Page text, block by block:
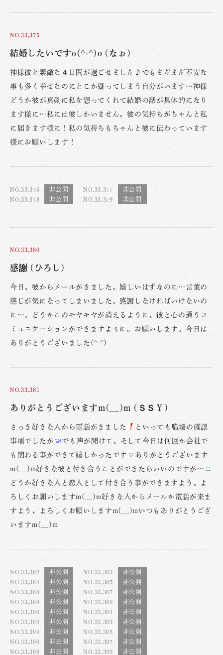
NO.33,375
結婚したいですo(^-^)o (なぉ)
神様彼と素敵な４日間が過ごせました♪でもまだまだ不安な
事も多く幸せなのにとこか疑ってしまう自分がいます…神様
どうか彼が真剣に私を想ってくれて結婚の話が具体的になり
ます様に…私には彼しかいません。彼の気持ちがちゃんと私
に届きます様に！私の気持ちもちゃんと彼に伝わっています
様にお願いします！
NO.33,376
NO.33,377
NO.33,378
NO.33,379
NO.33,380
感謝 (ひろし)
今日、彼からメールがきました。嬉しいはずなのに…言葉の
感じが気になってしまいました。感謝しなければいけないの
に…。どうかこのモヤモヤが消えるように、彼と心の通うコ
ミュニケーションができますよぅに。お願いします。今日は
ありがとうございました(^-^)
NO.33,381
ありがとうございますm(__)m (ＳＳＹ)
さっき好きな人から電話がきました
といっても職場の確認
事項でしたが
でも声が聞けて、そして今日は何回か会社で
も関わる事ができて嬉しかったです
ありがとうございます
m(__)m好きな彼と付き合うことができたらいいのですが…
どうか好きな人と恋人として付き合う事ができますよう、よ
ろしくお願いしますm(__)m好きな人からメールか電話が来ま
すよう、よろしくお願いしますm(__)mいつもありがとうござ
いますm(__)m
NO.33,382
NO.33,383
NO.33,384
NO.33,385
NO.33,386
NO.33,387
NO.33,388
NO.33,389
NO.33,390
NO.33,391
NO.33,392
NO.33,393
NO.33,394
NO.33,395
NO.33,396
NO.33,397
NO.33,398
NO.33,399